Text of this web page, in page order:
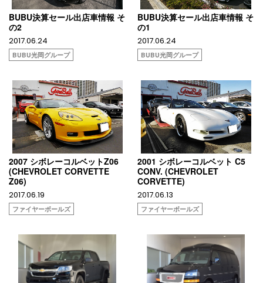
BUBU決算セール出店車情報 そ
の2
2017.06.24
BUBU光岡グループ
BUBU決算セール出店車情報 そ
の1
2017.06.24
BUBU光岡グループ
2007 シボレーコルベットZ06
(CHEVROLET CORVETTE
Z06)
2017.06.19
ファイヤーボールズ
2001 シボレーコルベット C5
CONV. (CHEVROLET
CORVETTE)
2017.06.13
ファイヤーボールズ